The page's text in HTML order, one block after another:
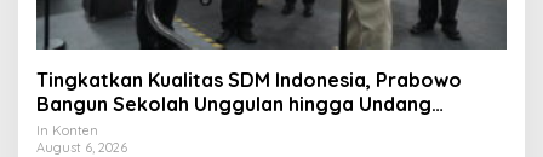
Tingkatkan Kualitas SDM Indonesia, Prabowo
Bangun Sekolah Unggulan hingga Undang
Universitas Terbaik Dunia
In Konten
August 6, 2026